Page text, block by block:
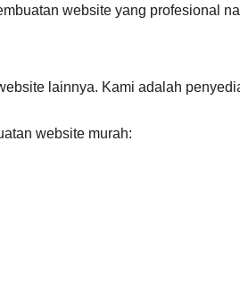
website yang profesional
lainnya. Kami adalah
website murah: